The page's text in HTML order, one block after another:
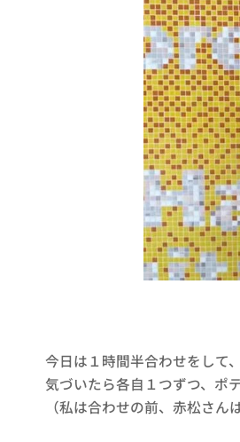
今日は１時間半合わせをして、
気づいたら各自１つずつ、ポ
（私は合わせの前、赤松さん